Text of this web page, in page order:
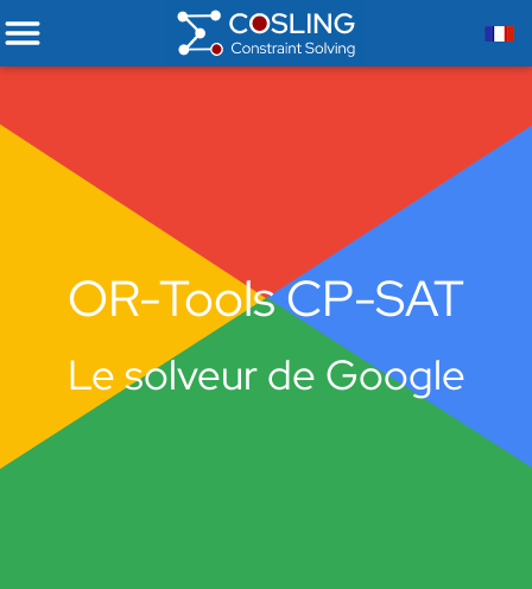
OR-Tools CP-SAT
Le solveur de Google